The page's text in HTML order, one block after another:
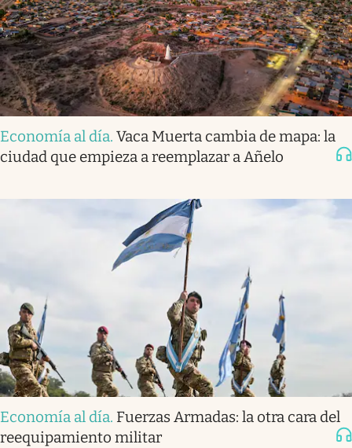
Economía al día. Vaca Muerta cambia de mapa: la
ciudad que empieza a reemplazar a Añelo
Economía al día. Fuerzas Armadas: la otra cara del
reequipamiento militar